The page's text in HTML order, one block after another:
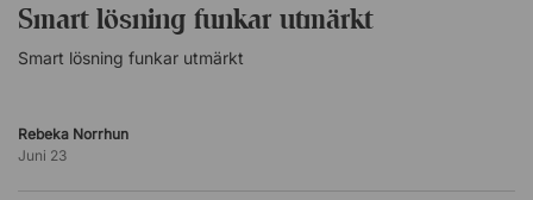
Smart lösning funkar utmärkt
Smart lösning funkar utmärkt
Rebeka Norrhun
Juni 23